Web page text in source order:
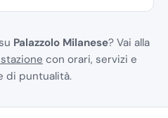
Palazzolo Milanese? Vai alla
con orari, servizi e
di puntualità.